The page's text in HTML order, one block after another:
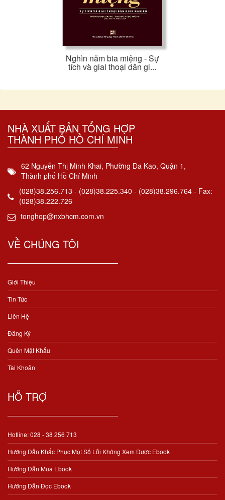
Nghìn năm bia miệng - Sự
tích và giai thoại dân gi...
NHÀ XUẤT BẢN TỔNG HỢP
THÀNH PHỐ HỒ CHÍ MINH
62 Nguyễn Thị Minh Khai, Phường Đa Kao, Quận 1,
Thành phố Hồ Chí Minh
(028)38.256.713 - (028)38.225.340 - (028)38.296.764 - Fax:
(028)38.222.726
tonghop@nxbhcm.com.vn
VỀ CHÚNG TÔI
Giới Thiệu
Tin Tức
Liên Hệ
Đăng Ký
Quên Mật Khẩu
Tài Khoản
HỖ TRỢ
Hotline: 028 - 38 256 713
Hướng Dẫn Khắc Phục Một Số Lỗi Không Xem Được Ebook
Hướng Dẫn Mua Ebook
Hướng Dẫn Đọc Ebook